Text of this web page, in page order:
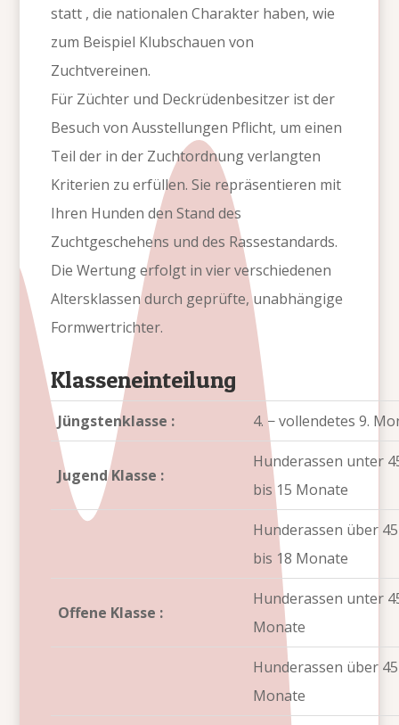
statt , die nationalen Charakter haben, wie
zum Beispiel Klubschauen von
Zuchtvereinen.
Für Züchter und Deckrüdenbesitzer ist der
Besuch von Ausstellungen Pflicht, um einen
Teil der in der Zuchtordnung verlangten
Kriterien zu erfüllen. Sie repräsentieren mit
Ihren Hunden den Stand des
Zuchtgeschehens und des Rassestandards.
Die Wertung erfolgt in vier verschiedenen
Altersklassen durch geprüfte, unabhängige
Formwertrichter.
Klasseneinteilung
Jüngstenklasse : 4. − vollendetes 9.
Jugend Klasse :
Hunderassen unter
bis 15 Monate
Hunderassen über
bis 18 Monate
Offene Klasse :
Hunderassen unter
Monate
Hunderassen über
Monate